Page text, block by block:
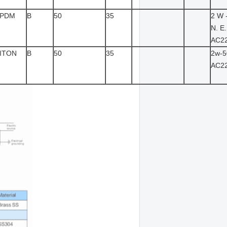
Β 50 35
2 W
Ν.
Β 50 35
2w-